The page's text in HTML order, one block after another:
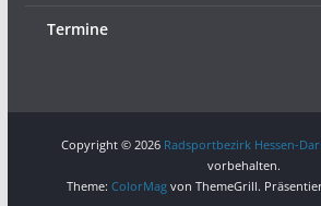
Termine
Copyright © 2026 Radsportbezirk Hessen-
vorbehalten.
Theme:ColorMag von ThemeGrill.